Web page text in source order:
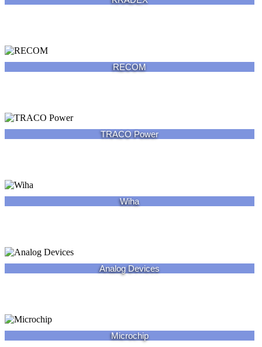
RECOM
TRACO Power
Wiha
Analog Devices
Microchip